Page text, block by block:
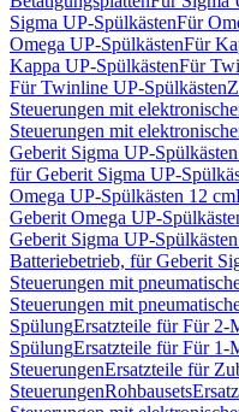
Sigma UP-SpülkästenFür
Omega UP-SpülkästenFür
Kappa UP-SpülkästenFür
Für Twinline UP-Spülkästen
Steuerungen mit
Steuerungen mit
Geberit Sigma UP-
für Geberit Sigma UP-
Omega UP-Spülkästen 12 cm
Geberit Omega UP-
Geberit Sigma UP-
Batteriebetrieb, für Geberit
Steuerungen mit
Steuerungen mit
SpülungErsatzteile für Für 2-
SpülungErsatzteile für Für 1-
SteuerungenErsatzteile für
SteuerungenRohbausets